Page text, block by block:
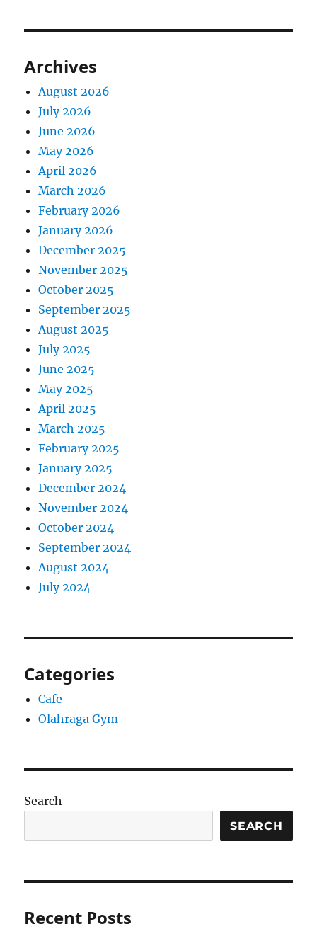
Archives
August 2026
July 2026
June 2026
May 2026
April 2026
March 2026
February 2026
January 2026
December 2025
November 2025
October 2025
September 2025
August 2025
July 2025
June 2025
May 2025
April 2025
March 2025
February 2025
January 2025
December 2024
November 2024
October 2024
September 2024
August 2024
July 2024
Categories
Cafe
Olahraga Gym
Search
SEARCH
Recent Posts